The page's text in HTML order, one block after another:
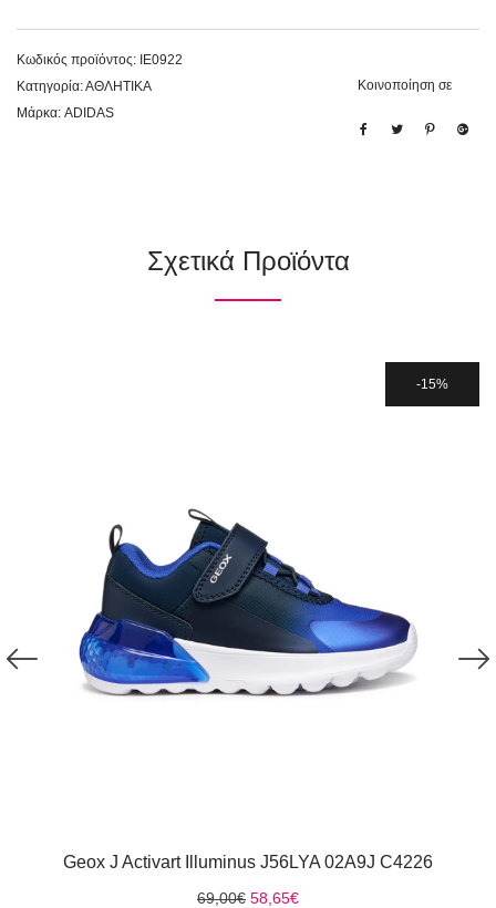
Κωδικός προϊόντος: IE0922
Κατηγορία:ΑΘΛΗΤΙΚΑ
Μάρκα: ADIDAS
Κοινοποίηση σε
Σχετικά Προϊόντα
15%
Geox J Activart Illuminus J56LYA 02A9J C4226
69,00€ Original
58,65€Η